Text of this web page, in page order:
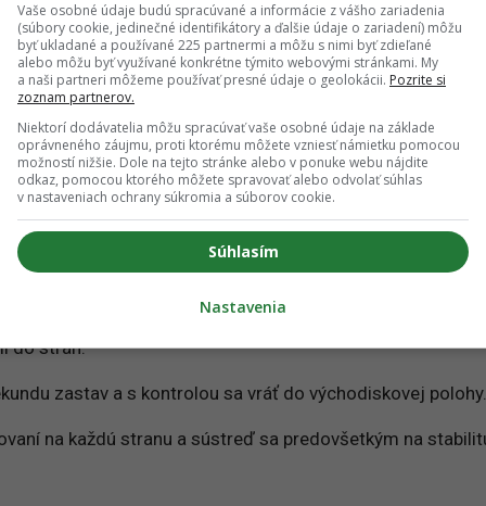
Dog“ (krok za krokom)
podložka a trochu miesta v obývačke. Postav sa na
a kolená pod bokmi. Tvoja hlava by mala byť v predĺžení
pred seba na zem.
a opačnú nohu dozadu. Dosiahni čo najďalej,
chrbát v neutrálnej polohe – neprehýbaj sa v krížoch a
do strán.
zastav a s kontrolou sa vráť do východiskovej polohy.
na každú stranu a sústreď sa predovšetkým na
Vaše osobné údaje budú spracúvané a informácie z vášho zariadenia
(súbory cookie, jedinečné identifikátory a ďalšie údaje o zariadení) môžu
byť ukladané a používané 225 partnermi a môžu s nimi byť zdieľané
alebo môžu byť využívané konkrétne týmito webovými stránkami. My
a naši partneri môžeme používať presné údaje o geolokácii. Pozrite si
zoznam partnerov.
Niektorí dodávatelia môžu spracúvať vaše osobné údaje na základe
oprávneného záujmu, proti ktorému môžete vzniesť námietku pomocou
možností nižšie. Dole na tejto stránke alebo v ponuke webu nájdite
odkaz, pomocou ktorého môžete spravovať alebo odvolať súhlas
v nastaveniach ochrany súkromia a súborov cookie.
Súhlasím
Nastavenia